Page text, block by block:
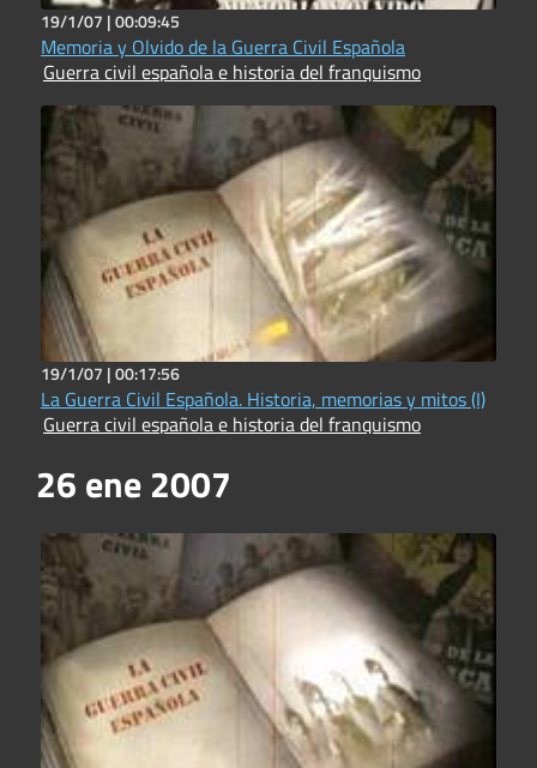
19/1/07 |00:09:45
Memoria y Olvido de la Guerra Civil Española
Guerra civil española e historia del franquismo
19/1/07 |00:17:56
La Guerra Civil Española. Historia, memorias y mitos (I)
Guerra civil española e historia del franquismo
26 ene 2007